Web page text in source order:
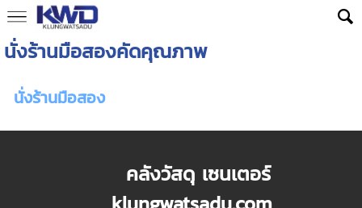
นั่งร้านมือสองคัดคุณภาพ
นั่งร้านมือสอง
คลังวัสดุ เซนเตอร์